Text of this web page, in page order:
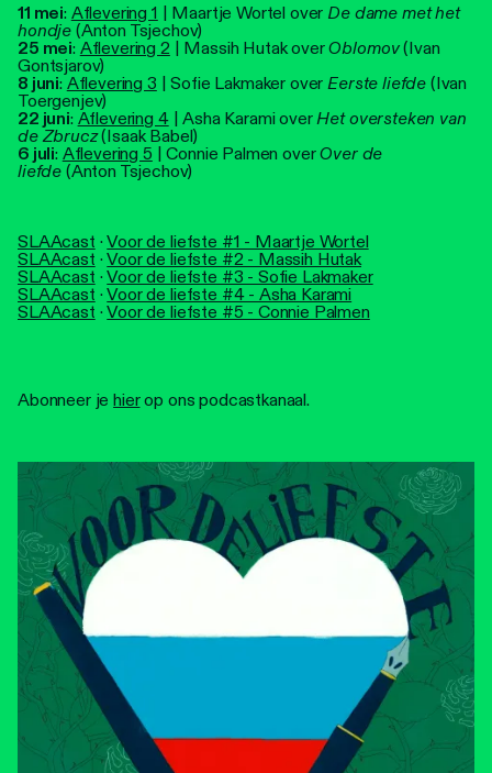
11 mei: Aflevering 1 | Maartje Wortel over De dame met het
hondje (Anton Tsjechov)
25 mei: Aflevering 2 | Massih Hutak overOblomov(Ivan
Gontsjarov)
8 juni: Aflevering 3 | Sofie Lakmaker overEerste liefde (Ivan
Toergenjev)
22 juni: Aflevering 4| Asha Karami overHet oversteken van
de Zbrucz(Isaak Babel)
6 juli: Aflevering 5 | Connie Palmen overOver de
liefde (Anton Tsjechov)
SLAAcast ·Voor de liefste #1 - Maartje Wortel
SLAAcast ·Voor de liefste #2 - Massih Hutak
SLAAcast ·Voor de liefste #3 - Sofie Lakmaker
SLAAcast ·Voor de liefste #4 - Asha Karami
SLAAcast ·Voor de liefste #5 - Connie Palmen
Abonneer jehierop ons podcastkanaal.